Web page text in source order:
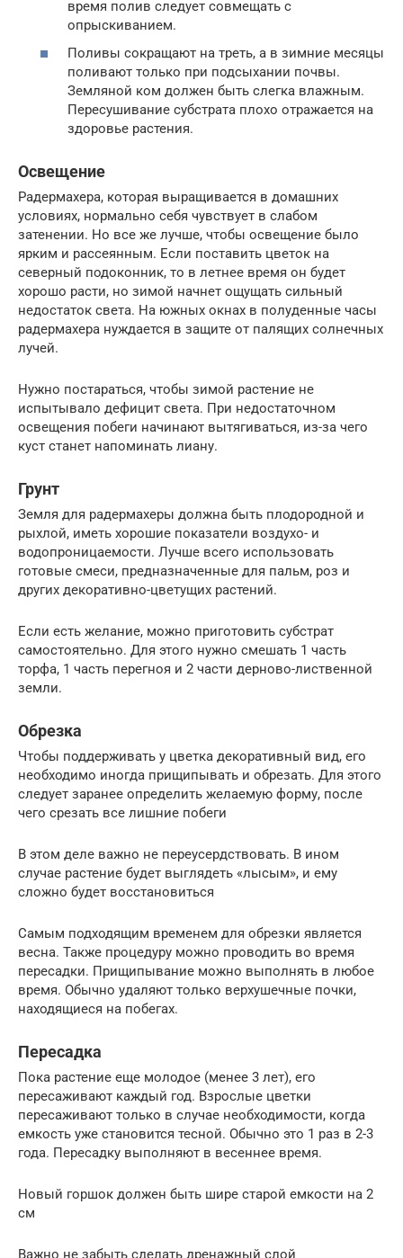
время полив следует совмещать с
опрыскиванием.
Поливы сокращают на треть, а в зимние месяцы
поливают только при подсыхании почвы.
Земляной ком должен быть слегка влажным.
Пересушивание субстрата плохо отражается на
здоровье растения.
Освещение
Радермахера, которая выращивается в домашних
условиях, нормально себя чувствует в слабом
затенении. Но все же лучше, чтобы освещение было
ярким и рассеянным. Если поставить цветок на
северный подоконник, то в летнее время он будет
хорошо расти, но зимой начнет ощущать сильный
недостаток света. На южных окнах в полуденные часы
радермахера нуждается в защите от палящих солнечных
лучей.
Нужно постараться, чтобы зимой растение не
испытывало дефицит света. При недостаточном
освещения побеги начинают вытягиваться, из-за чего
куст станет напоминать лиану.
Грунт
Земля для радермахеры должна быть плодородной и
рыхлой, иметь хорошие показатели воздухо- и
водопроницаемости. Лучше всего использовать
готовые смеси, предназначенные для пальм, роз и
других декоративно-цветущих растений.
Если есть желание, можно приготовить субстрат
самостоятельно. Для этого нужно смешать 1 часть
торфа, 1 часть перегноя и 2 части дерново-лиственной
земли.
Обрезка
Чтобы поддерживать у цветка декоративный вид, его
необходимо иногда прищипывать и обрезать. Для этого
следует заранее определить желаемую форму, после
чего срезать все лишние побеги
В этом деле важно не переусердствовать. В ином
случае растение будет выглядеть «лысым», и ему
сложно будет восстановиться
Самым подходящим временем для обрезки является
весна. Также процедуру можно проводить во время
пересадки. Прищипывание можно выполнять в любое
время. Обычно удаляют только верхушечные почки,
находящиеся на побегах.
Пересадка
Пока растение еще молодое (менее 3 лет), его
пересаживают каждый год. Взрослые цветки
пересаживают только в случае необходимости, когда
емкость уже становится тесной. Обычно это 1 раз в 2-3
года. Пересадку выполняют в весеннее время.
Новый горшок должен быть шире старой емкости на 2
см
Важно не забыть сделать дренажный слой